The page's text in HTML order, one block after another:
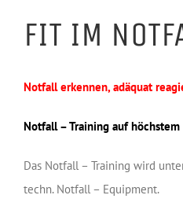
FIT IM
Notfall erkennen, adäquat
Notfall – Training auf höchstem
Das Notfall – Training wird
techn. Notfall – Equipment.